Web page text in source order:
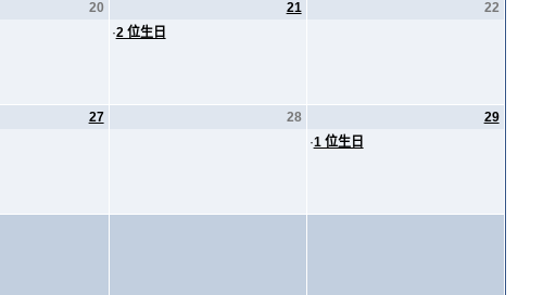
20
21
·2 位生日
22
27
28
29
·1 位生日